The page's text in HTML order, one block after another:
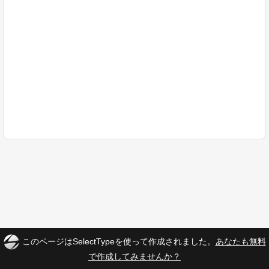
このページはSelectTypeを使って作成されました。 あなたも無料
で作成してみませんか？